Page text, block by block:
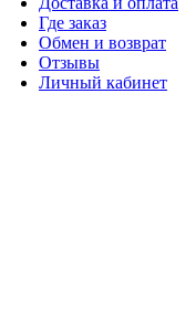
Где заказ
Обмен и возврат
Отзывы
Личный кабинет